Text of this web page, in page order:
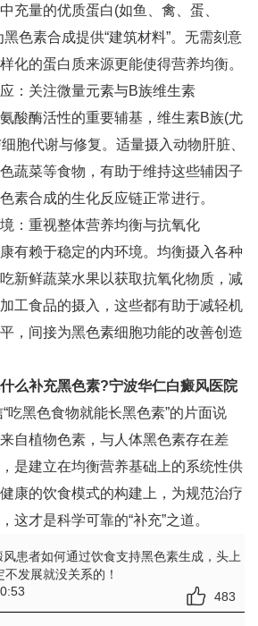
充量的优质蛋白(如鱼、禽、蛋、
色素合成提供“建筑材料”。无需刻意
化的蛋白质来源更能使得营养均衡。
关注微量元素与B族维生素
酶活性的重要辅基，维生素B族(尤
胞代谢与修复。适量摄入动物肝脏、
蔬菜等食物，有助于维持这些辅因子
素合成的生化反应链正常进行。
重视整体营养均衡与抗氧化
赖于稳定的内环境。均衡摄入各种
新鲜蔬菜水果以获取抗氧化物质，减
工食品的摄入，这些都有助于减轻机
，间接为黑色素细胞功能的改善创造
么补充黑色素?宁波华仁白癜风医院
吃黑色食物就能长黑色素”的片面说
自植物色素，与人体黑色素存在差
是建立在均衡营养基础上的系统性供
康的饮食模式的构建上，为规范治疗
这才是科学可靠的“补充”之道。
风患者如何通过饮食支持黑色素生成，头上
不发展就没关系的！
483